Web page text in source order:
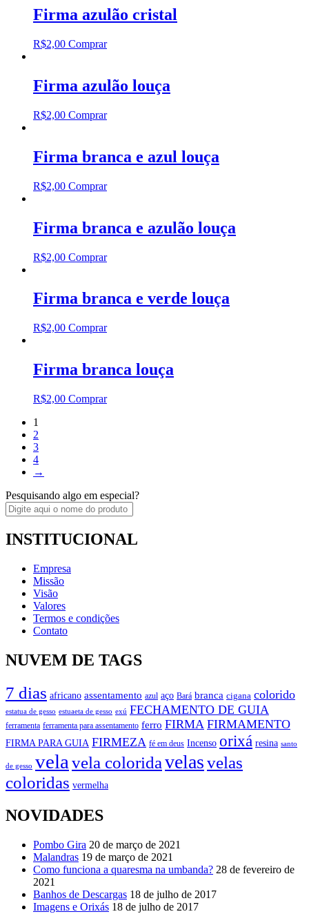
Firma azulão cristal
R$2,00 Comprar
Firma azulão louça
R$2,00 Comprar
Firma branca e azul louça
R$2,00 Comprar
Firma branca e azulão louça
R$2,00 Comprar
Firma branca e verde louça
R$2,00 Comprar
Firma branca louça
R$2,00 Comprar
1
2
3
4
→
Pesquisando algo em especial?
INSTITUCIONAL
Empresa
Missão
Visão
Valores
Termos e condições
Contato
NUVEM DE TAGS
7 dias africano assentamento azul aço Bará branca cigana colorido
estatua de gesso estuaeta de gesso exú FECHAMENTO DE GUIA
ferramenta ferramenta para assentamento ferro FIRMA FIRMAMENTO
FIRMA PARA GUIA FIRMEZA fé em deus Incenso orixá resina santo
de gesso vela vela coloridavelasvelas
coloridas vermelha
NOVIDADES
Pombo Gira 20 de março de 2021
Malandras 19 de março de 2021
Como funciona a quaresma na umbanda? 28 de fevereiro de
2021
Banhos de Descargas 18 de julho de 2017
Imagens e Orixás 18 de julho de 2017